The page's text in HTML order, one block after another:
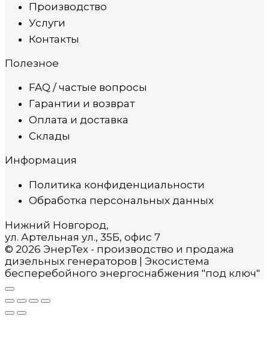
Производство
Услуги
Контакты
Полезное
FAQ / частые вопросы
Гарантии и возврат
Оплата и доставка
Склады
Информация
Политика конфиденциальности
Обработка персональных данных
Нижний Новгород,
ул. Артельная ул., 35Б, офис 7
© 2026 ЭнерТех - производство и продажа
дизельных генераторов | Экосистема
бесперебойного энергоснабжения "под ключ"